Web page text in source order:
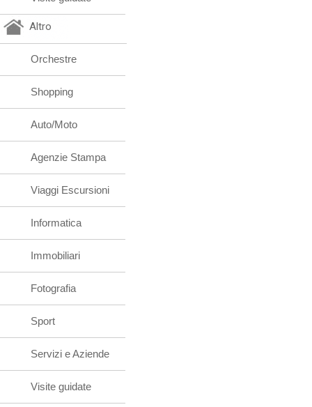
Altro
Orchestre
Shopping
Auto/Moto
Agenzie Stampa
Viaggi Escursioni
Informatica
Immobiliari
Fotografia
Sport
Servizi e Aziende
Visite guidate